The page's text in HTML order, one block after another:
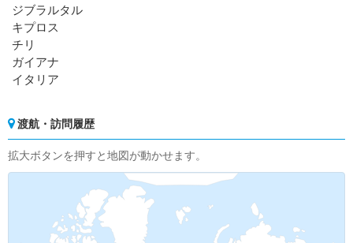
ジブラルタル
キプロス
チリ
ガイアナ
イタリア
渡航・訪問履歴
拡大ボタンを押すと地図が動かせます。